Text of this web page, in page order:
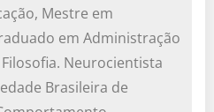
Mestre em
em Administração
Neurocientista
Brasileira de